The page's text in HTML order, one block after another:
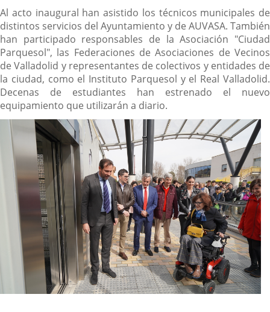
Al acto inaugural han asistido los técnicos municipales de
distintos servicios del Ayuntamiento y de AUVASA. También
han participado responsables de la Asociación "Ciudad
Parquesol", las Federaciones de Asociaciones de Vecinos
de Valladolid y representantes de colectivos y entidades de
la ciudad, como el Instituto Parquesol y el Real Valladolid.
Decenas de estudiantes han estrenado el nuevo
equipamiento que utilizarán a diario.